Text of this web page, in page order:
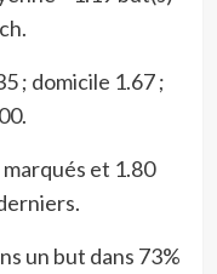
; domicile 1.67 ;
et 1.80
un but dans 73%